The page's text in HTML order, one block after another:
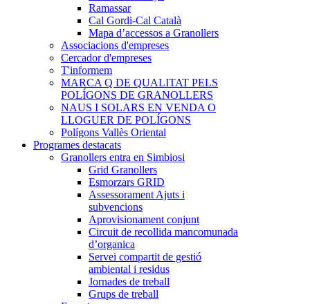
Ramassar
Cal Gordi-Cal Català
Mapa d’accessos a Granollers
Associacions d'empreses
Cercador d'empreses
T'informem
MARCA Q DE QUALITAT PELS
POLÍGONS DE GRANOLLERS
NAUS I SOLARS EN VENDA O
LLOGUER DE POLÍGONS
Polígons Vallès Oriental
Programes destacats
Granollers entra en Simbiosi
Grid Granollers
Esmorzars GRID
Assessorament Ajuts i
subvencions
Aprovisionament conjunt
Circuit de recollida mancomunada
d’organica
Servei compartit de gestió
ambiental i residus
Jornades de treball
Grups de treball